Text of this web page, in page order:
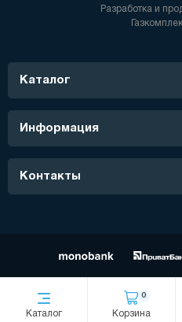
Каталог Корзина
0
Разработка и
Каталог
Информация
Контакты